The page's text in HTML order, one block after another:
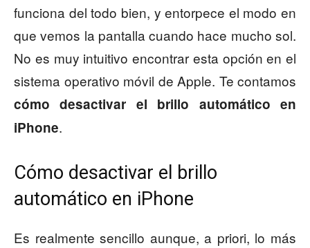
funciona del todo bien, y entorpece el modo en
que vemos la pantalla cuando hace mucho sol.
No es muy intuitivo encontrar esta opción en el
sistema operativo móvil de Apple. Te contamos
cómo desactivar el brillo automático en
iPhone.
Cómo desactivar el brillo
automático en iPhone
Es realmente sencillo aunque, a priori, lo más